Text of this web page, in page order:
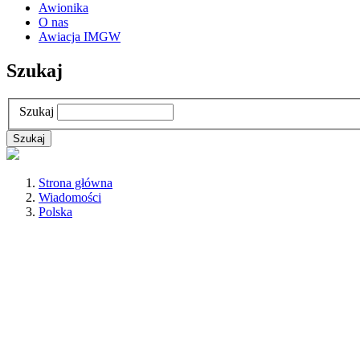
Awionika
O nas
Awiacja IMGW
Szukaj
Szukaj
Strona główna
Wiadomości
Polska